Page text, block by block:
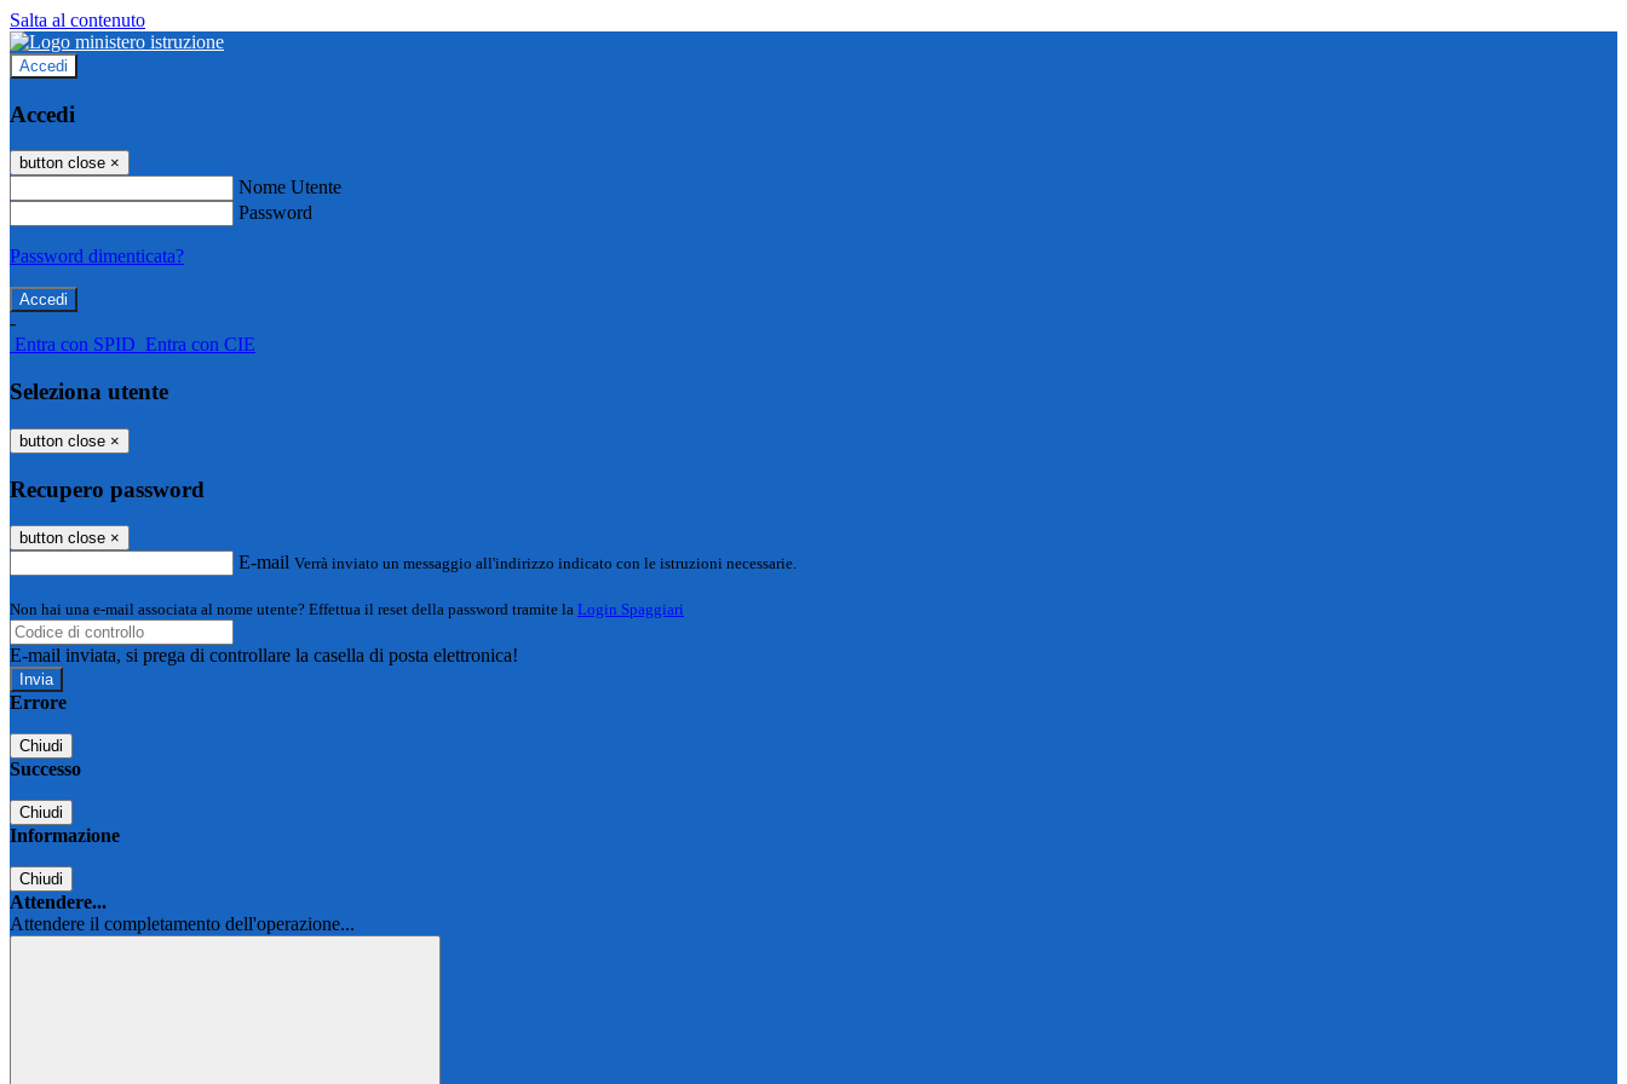
Salta al contenuto
Accedi
Accedi
button close ×
Nome Utente
Password
Password dimenticata?
-
Entra con SPID Entra con CIE
Seleziona utente
button close ×
Recupero password
button close ×
E-mail Verrà inviato un messaggio all'indirizzo indicato con le istruzioni necessarie.
Non hai una e-mail associata al nome utente? Effettua il reset della password tramite la Login Spaggiari
E-mail inviata, si prega di controllare la casella di posta elettronica!
Errore
Chiudi
Successo
Chiudi
Informazione
Chiudi
Attendere...
Attendere il completamento dell'operazione...